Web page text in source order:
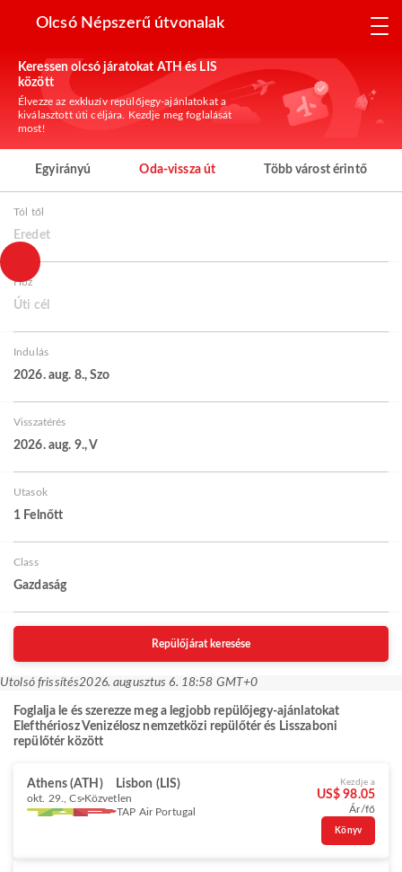
Olcsó Népszerű útvonalak
Keressen olcsó járatokat ATH és LIS
között
Élvezze az exkluzív repülőjegy-ajánlatokat a
kiválasztott úti céljára. Kezdje meg foglalását
most!
Egyirányú Oda-vissza út Több várost érintő
Tól től
Eredet
Hoz
Úti cél
Indulás
2026. aug. 8., Szo
Visszatérés
2026. aug. 9., V
Utasok
1 Felnőtt
Class
Gazdaság
Repülőjárat keresése
Utolsó frissítés2026. augusztus 6. 18:58 GMT+0
Foglalja le és szerezze meg a legjobb repülőjegy-ajánlatokat
Elefthériosz Venizélosz nemzetközi repülőtér és Lisszaboni
repülőtér között
Athens (ATH) Lisbon (LIS)
okt. 29., Cs Közvetlen
TAP Air Portugal
Kezdje a
US$ 98.05
Ár/fő
Könyv